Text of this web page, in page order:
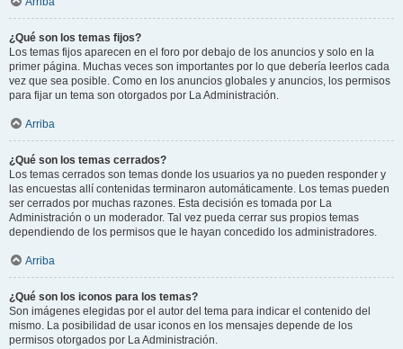
¿Qué son los temas fijos?
Los temas fijos aparecen en el foro por debajo de los anuncios y solo en la
primer página. Muchas veces son importantes por lo que debería leerlos cada
vez que sea posible. Como en los anuncios globales y anuncios, los permisos
para fijar un tema son otorgados por La Administración.
Arriba
¿Qué son los temas cerrados?
Los temas cerrados son temas donde los usuarios ya no pueden responder y
las encuestas allí contenidas terminaron automáticamente. Los temas pueden
ser cerrados por muchas razones. Esta decisión es tomada por La
Administración o un moderador. Tal vez pueda cerrar sus propios temas
dependiendo de los permisos que le hayan concedido los administradores.
Arriba
¿Qué son los iconos para los temas?
Son imágenes elegidas por el autor del tema para indicar el contenido del
mismo. La posibilidad de usar iconos en los mensajes depende de los
permisos otorgados por La Administración.